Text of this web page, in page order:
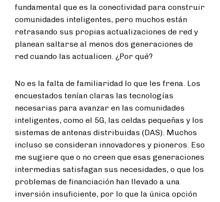
fundamental que es la conectividad para construir
comunidades inteligentes, pero muchos están
retrasando sus propias actualizaciones de red y
planean saltarse al menos dos generaciones de
red cuando las actualicen. ¿Por qué?
No es la falta de familiaridad lo que les frena. Los
encuestados tenían claras las tecnologías
necesarias para avanzar en las comunidades
inteligentes, como el 5G, las celdas pequeñas y los
sistemas de antenas distribuidas (DAS). Muchos
incluso se consideran innovadores y pioneros. Eso
me sugiere que o no creen que esas generaciones
intermedias satisfagan sus necesidades, o que los
problemas de financiación han llevado a una
inversión insuficiente, por lo que la única opción